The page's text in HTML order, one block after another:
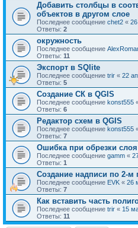
Добавить столбцы в
объектов в другом слое
Последнее сообщение chet2 «
Ответы: 2
окружность
Последнее сообщение
Ответы: 11
Экспорт в SQlite
Последнее сообщение trir « 22
Ответы: 5
Создание СК в QGIS
Последнее сообщение konst555
Ответы: 6
Редактор схем в QGIS
Последнее сообщение konst555
Ответы: 7
Ошибка при обрезки слоя
Последнее сообщение gamm «
Ответы: 1
Создание надписи по 2-м
Последнее сообщение EVK « 26
Ответы: 7
Как вставить часть
Последнее сообщение trir « 15
Ответы: 11